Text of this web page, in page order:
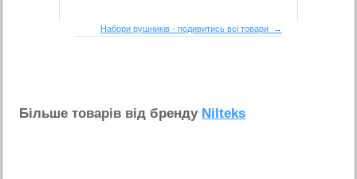
Набори рушників - подивитись всі товари →
Бiльше товарiв вiд бренду Nilteks